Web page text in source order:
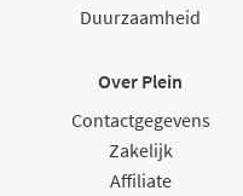
Duurzaamheid
Over Plein
Contactgegevens
Zakelijk
Affiliate